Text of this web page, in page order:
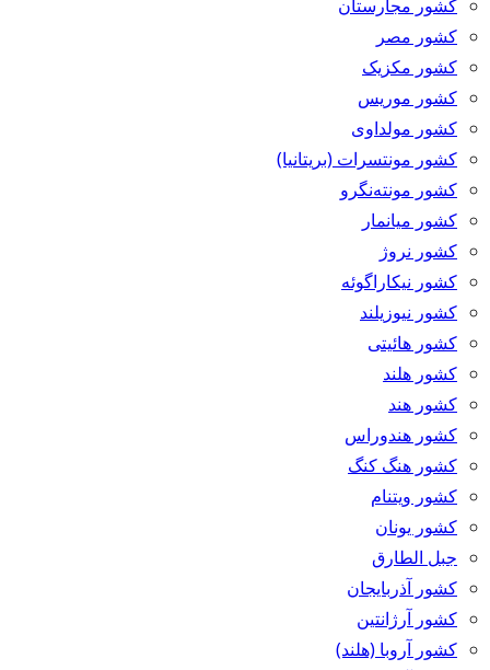
کشور مجارستان
کشور مصر
کشور مکزیک
کشور موریس
کشور مولداوی
کشور مونتسرات (بریتانیا)
کشور مونته‌نگرو
کشور میانمار
کشور نروژ
کشور نیکاراگوئه
کشور نیوزیلند
کشور هائیتی
کشور هلند
کشور هند
کشور هندوراس
کشور هنگ کنگ
کشور ویتنام
کشور یونان
جبل الطارق
کشور آذربایجان
کشور آرژانتین
کشور آروبا (هلند)